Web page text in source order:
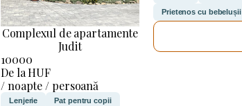
Complexul de apartamente
Judit
10000
De la HUF
/ noapte / persoană
Lenjerie Pat pentru copii
Prietenos cu bebelușii